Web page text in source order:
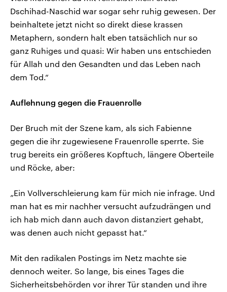
Dschihad-Naschid war sogar sehr ruhig gewesen. Der
beinhaltete jetzt nicht so direkt diese krassen
Metaphern, sondern halt eben tatsächlich nur so
ganz Ruhiges und quasi: Wir haben uns entschieden
für Allah und den Gesandten und das Leben nach
dem Tod.“
Auflehnung gegen die Frauenrolle
Der Bruch mit der Szene kam, als sich Fabienne
gegen die ihr zugewiesene Frauenrolle sperrte. Sie
trug bereits ein größeres Kopftuch, längere Oberteile
und Röcke, aber:
„Ein Vollverschleierung kam für mich nie infrage. Und
man hat es mir nachher versucht aufzudrängen und
ich hab mich dann auch davon distanziert gehabt,
was denen auch nicht gepasst hat.“
Mit den radikalen Postings im Netz machte sie
dennoch weiter. So lange, bis eines Tages die
Sicherheitsbehörden vor ihrer Tür standen und ihre